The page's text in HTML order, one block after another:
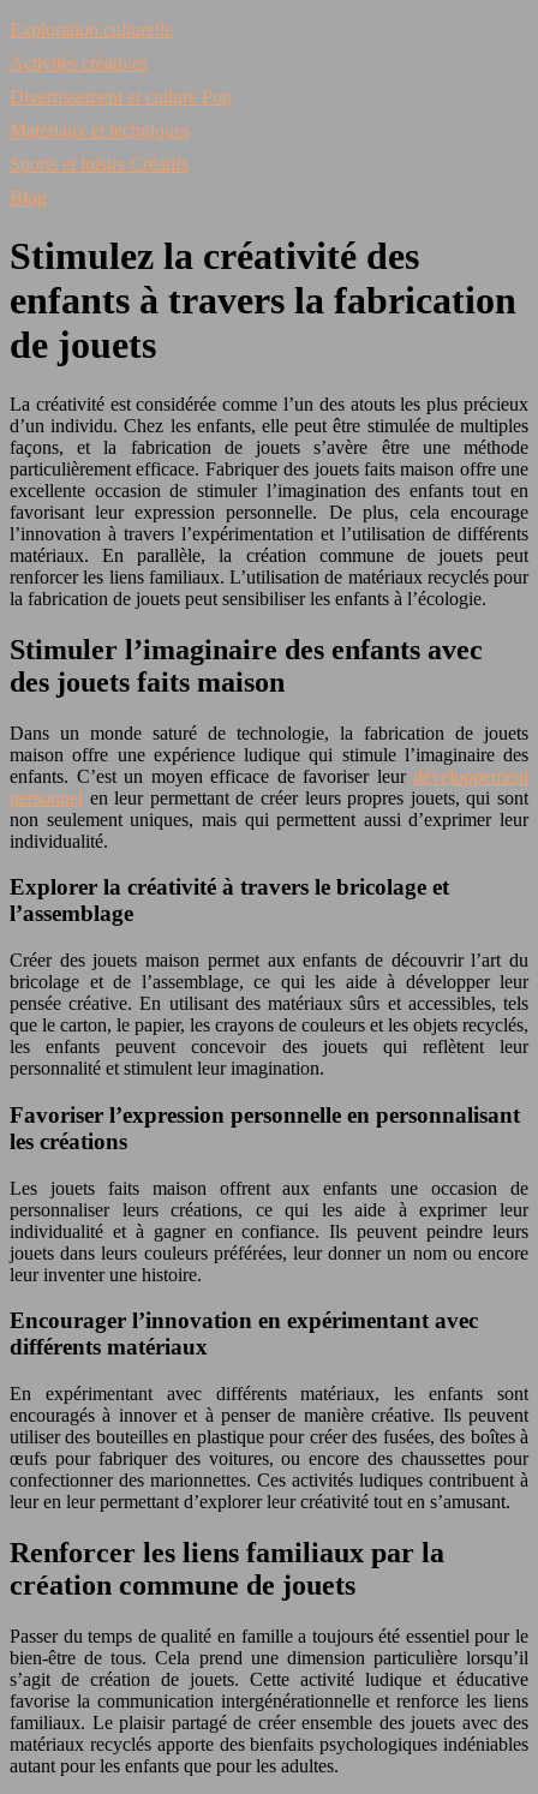
Exploration culturelle
Activités créatives
Divertissement et culture Pop
Matériaux et techniques
Sports et loisirs Créatifs
Blog
Stimulez la créativité des
enfants à travers la fabrication
de jouets
La créativité est considérée comme l’un des atouts les plus précieux
d’un individu. Chez les enfants, elle peut être stimulée de multiples
façons, et la fabrication de jouets s’avère être une méthode
particulièrement efficace. Fabriquer des jouets faits maison offre une
excellente occasion de stimuler l’imagination des enfants tout en
favorisant leur expression personnelle. De plus, cela encourage
l’innovation à travers l’expérimentation et l’utilisation de différents
matériaux. En parallèle, la création commune de jouets peut
renforcer les liens familiaux. L’utilisation de matériaux recyclés pour
la fabrication de jouets peut sensibiliser les enfants à l’écologie.
Stimuler l’imaginaire des enfants avec
des jouets faits maison
Dans un monde saturé de technologie, la fabrication de jouets
maison offre une expérience ludique qui stimule l’imaginaire des
enfants. C’est un moyen efficace de favoriser leur développement
personnel en leur permettant de créer leurs propres jouets, qui sont
non seulement uniques, mais qui permettent aussi d’exprimer leur
individualité.
Explorer la créativité à travers le bricolage et
l’assemblage
Créer des jouets maison permet aux enfants de découvrir l’art du
bricolage et de l’assemblage, ce qui les aide à développer leur
pensée créative. En utilisant des matériaux sûrs et accessibles, tels
que le carton, le papier, les crayons de couleurs et les objets recyclés,
les enfants peuvent concevoir des jouets qui reflètent leur
personnalité et stimulent leur imagination.
Favoriser l’expression personnelle en personnalisant
les créations
Les jouets faits maison offrent aux enfants une occasion de
personnaliser leurs créations, ce qui les aide à exprimer leur
individualité et à gagner en confiance. Ils peuvent peindre leurs
jouets dans leurs couleurs préférées, leur donner un nom ou encore
leur inventer une histoire.
Encourager l’innovation en expérimentant avec
différents matériaux
En expérimentant avec différents matériaux, les enfants sont
encouragés à innover et à penser de manière créative. Ils peuvent
utiliser des bouteilles en plastique pour créer des fusées, des boîtes à
œufs pour fabriquer des voitures, ou encore des chaussettes pour
confectionner des marionnettes. Ces activités ludiques contribuent à
leur en leur permettant d’explorer leur créativité tout en s’amusant.
Renforcer les liens familiaux par la
création commune de jouets
Passer du temps de qualité en famille a toujours été essentiel pour le
bien-être de tous. Cela prend une dimension particulière lorsqu’il
s’agit de création de jouets. Cette activité ludique et éducative
favorise la communication intergénérationnelle et renforce les liens
familiaux. Le plaisir partagé de créer ensemble des jouets avec des
matériaux recyclés apporte des bienfaits psychologiques indéniables
autant pour les enfants que pour les adultes.